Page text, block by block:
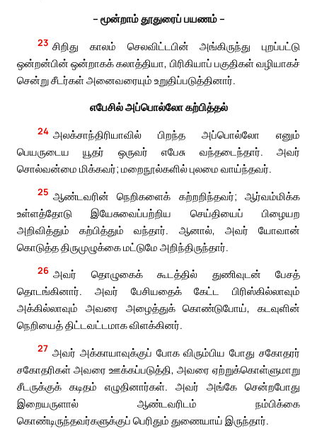
– மூன்றாம் தூதுரைப் பயணம் –
23 சிறிது காலம் செலவிட்டபின் அங்கிருந்து புறப்பட்டு
ஒன்றன்பின் ஒன்றாகக் கலாத்தியா, பிரிகியாப் பகுதிகள் வழியாகச்
சென்று சீடர்கள் அனைவரையும் உறுதிப்படுத்தினார்.
எபேசில் அப்பொல்லோ கற்பித்தல்
24 அலக்சாந்திரியாவில் பிறந்த அப்பொல்லோ எனும்
பெயருடைய யூதர் ஒருவர் எபேசு வந்தடைந்தார். அவர்
சொல்வன்மை மிக்கவர்; மறைநூல்களில் புலமை வாய்ந்தவர்.
25 ஆண்டவரின் நெறிகளைக் கற்றறிந்தவர்; ஆர்வம்மிக்க
உள்ளத்தோடு இயேசுவைப்பற்றிய செய்தியைப் பிழையற
அறிவித்தும் கற்பித்தும் வந்தார். ஆனால், அவர் யோவான்
கொடுத்த திருமுழுக்கை மட்டுமே அறிந்திருந்தார்.
26 அவர் தொழுகைக் கூடத்தில் துணிவுடன் பேசத்
தொடங்கினார். அவர் பேசியதைக் கேட்ட பிரிஸ்கில்லாவும்
அக்கில்லாவும் அவரை அழைத்துக் கொண்டுபோய், கடவுளின்
நெறியைத் திட்டவட்டமாக விளக்கினர்.
27 அவர் அக்காயாவுக்குப் போக விரும்பிய போது சகோதரர்
சகோதரிகள் அவரை ஊக்கப்படுத்தி, அவரை ஏற்றுக்கொள்ளுமாறு
சீடருக்குக் கடிதம் எழுதினார்கள். அவர் அங்கே சென்றபோது
இறையருளால் ஆண்டவரிடம் நம்பிக்கை
கொண்டிருந்தவர்களுக்குப் பெரிதும் துணையாய் இருந்தார்.